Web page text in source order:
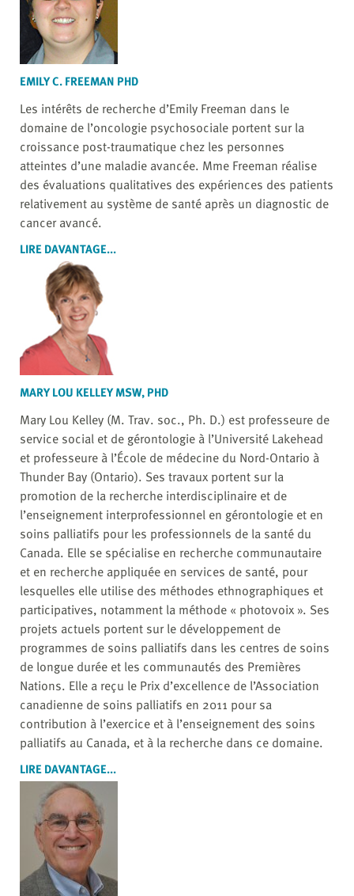
EMILY C. FREEMAN PHD
Les intérêts de recherche d’Emily Freeman dans le
domaine de l’oncologie psychosociale portent sur la
croissance post-traumatique chez les personnes
atteintes d’une maladie avancée. Mme Freeman réalise
des évaluations qualitatives des expériences des patients
relativement au système de santé après un diagnostic de
cancer avancé.
LIRE DAVANTAGE...
MARY LOU KELLEY MSW, PHD
Mary Lou Kelley (M. Trav. soc., Ph. D.) est professeure de
service social et de gérontologie à l’Université Lakehead
et professeure à l’École de médecine du Nord-Ontario à
Thunder Bay (Ontario). Ses travaux portent sur la
promotion de la recherche interdisciplinaire et de
l’enseignement interprofessionnel en gérontologie et en
soins palliatifs pour les professionnels de la santé du
Canada. Elle se spécialise en recherche communautaire
et en recherche appliquée en services de santé, pour
lesquelles elle utilise des méthodes ethnographiques et
participatives, notamment la méthode « photovoix ». Ses
projets actuels portent sur le développement de
programmes de soins palliatifs dans les centres de soins
de longue durée et les communautés des Premières
Nations. Elle a reçu le Prix d’excellence de l’Association
canadienne de soins palliatifs en 2011 pour sa
contribution à l’exercice et à l’enseignement des soins
palliatifs au Canada, et à la recherche dans ce domaine.
LIRE DAVANTAGE...